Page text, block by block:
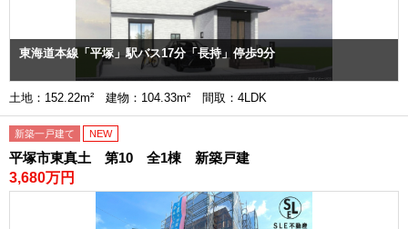
東海道本線「平塚」駅バス17分「長持」停歩9分
土地：152.22m² 建物：104.33m² 間取：4LDK
新築一戸建て NEW
平塚市東真土 第10 全1棟 新築戸建
3,680万円